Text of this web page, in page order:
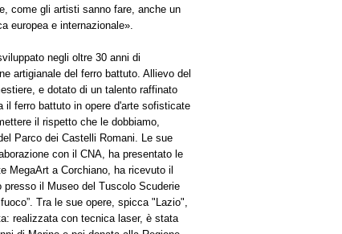
come gli artisti sanno fare, anche un
europea e internazionale».
negli oltre 30 anni di
artigianale del ferro battuto. Allievo del
e dotato di un talento raffinato
ferro battuto in opere d'arte sofisticate
il rispetto che le dobbiamo,
Parco dei Castelli Romani. Le sue
con il CNA, ha presentato le
MegaArt a Corchiano, ha ricevuto il
presso il Museo del Tuscolo Scuderie
Tra le sue opere, spicca "Lazio",
realizzata con tecnica laser, è stata